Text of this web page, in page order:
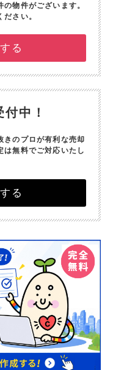
物件がございます。
さい。
る
中！
きのプロが有利な売却
は無料でご対応いたし
る